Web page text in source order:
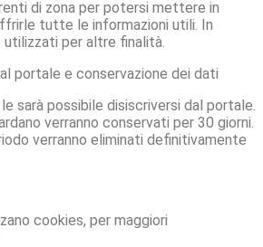
di zona per potersi mettere in
tutte le informazioni utili. In
utilizzati per altre finalità.
portale e conservazione dei dati
sarà possibile disiscriversi dal portale.
verranno conservati per 30 giorni.
verranno eliminati definitivamente
cookies, per maggiori